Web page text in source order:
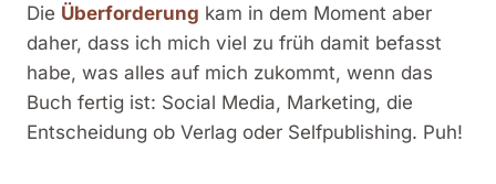
Die Überforderung kam in dem Moment aber
daher, dass ich mich viel zu früh damit befasst
habe, was alles auf mich zukommt, wenn das
Buch fertig ist: Social Media, Marketing, die
Entscheidung ob Verlag oder Selfpublishing. Puh!